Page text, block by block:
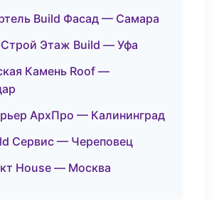
Build Фасад — Самара
Этаж Build — Уфа
Камень Roof —
АрхПро — Калининград
Сервис — Череповец
House — Москва